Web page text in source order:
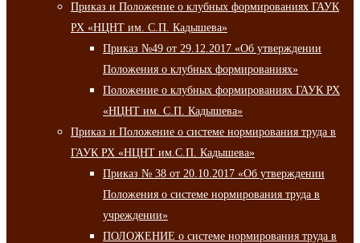
Приказ и Положение о клубных формированиях ГАУК
РХ «НЦНТ им. С.П. Кадышева»
Приказ №49 от 29.12.2017 «Об утверждении
Положения о клубных формированиях»
Положение о клубных формированиях ГАУК РХ
«НЦНТ им. С.П. Кадышева»
Приказ и Положение о системе нормирования труда в
ГАУК РХ «НЦНТ им.С.П. Кадышева»
Приказ № 38 от 20.10.2017 «Об утверждении
Положения о системе нормирования труда в
учреждении»
ПОЛОЖЕНИЕ о системе нормирования труда в